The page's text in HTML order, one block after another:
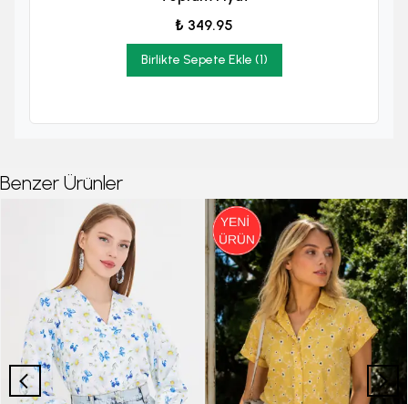
₺ 349.95
Birlikte Sepete Ekle (1)
Benzer Ürünler